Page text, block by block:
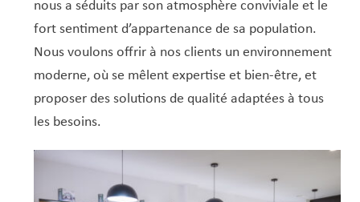
nous a séduits par son atmosphère conviviale et le
fort sentiment d’appartenance de sa population.
Nous voulons offrir à nos clients un environnement
moderne, où se mêlent expertise et bien-être, et
proposer des solutions de qualité adaptées à tous
les besoins.